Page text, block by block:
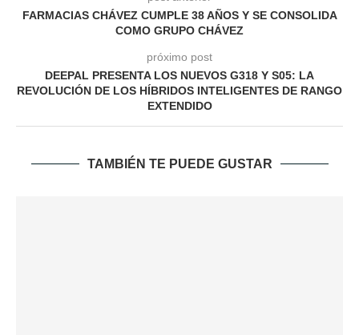
FARMACIAS CHÁVEZ CUMPLE 38 AÑOS Y SE CONSOLIDA
COMO GRUPO CHÁVEZ
próximo post
DEEPAL PRESENTA LOS NUEVOS G318 Y S05: LA
REVOLUCIÓN DE LOS HÍBRIDOS INTELIGENTES DE RANGO
EXTENDIDO
TAMBIÉN TE PUEDE GUSTAR